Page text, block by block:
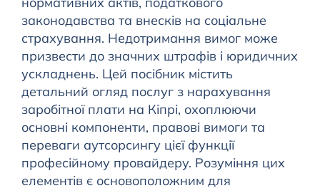
законодавства та внесків на соціальне
страхування. Недотримання вимог може
призвести до значних штрафів і юридичних
ускладнень. Цей посібник містить
детальний огляд послуг з нарахування
заробітної плати на Кіпрі, охоплюючи
основні компоненти, правові вимоги та
переваги аутсорсингу цієї функції
професійному провайдеру. Розуміння цих
елементів є основоположним для